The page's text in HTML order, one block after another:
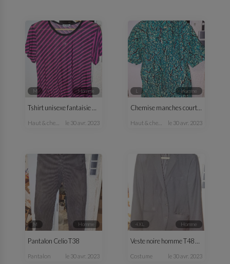
M homme
Tshirt unisexe fantaisie M/L
haut & chemise le 30 avr. 2023
L homme
Chemise manches courtes H vert
haut & chemise le 30 avr. 2023
M homme
Pantalon Celio T38
pantalon le 30 avr. 2023
4XL homme
Veste noire homme T48 C&A
costume le 30 avr. 2023